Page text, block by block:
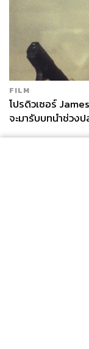
FILM
โปรดิวเซอร์
จะมารับบทนำช่วง